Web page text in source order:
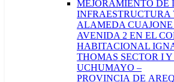
MEJORAMIENTO DE
ALAMEDA
AVENIDA 2 EN EL
HABITACIONAL
THOMAS SECTOR I
UCHUMAYO –
PROVINCIA DE